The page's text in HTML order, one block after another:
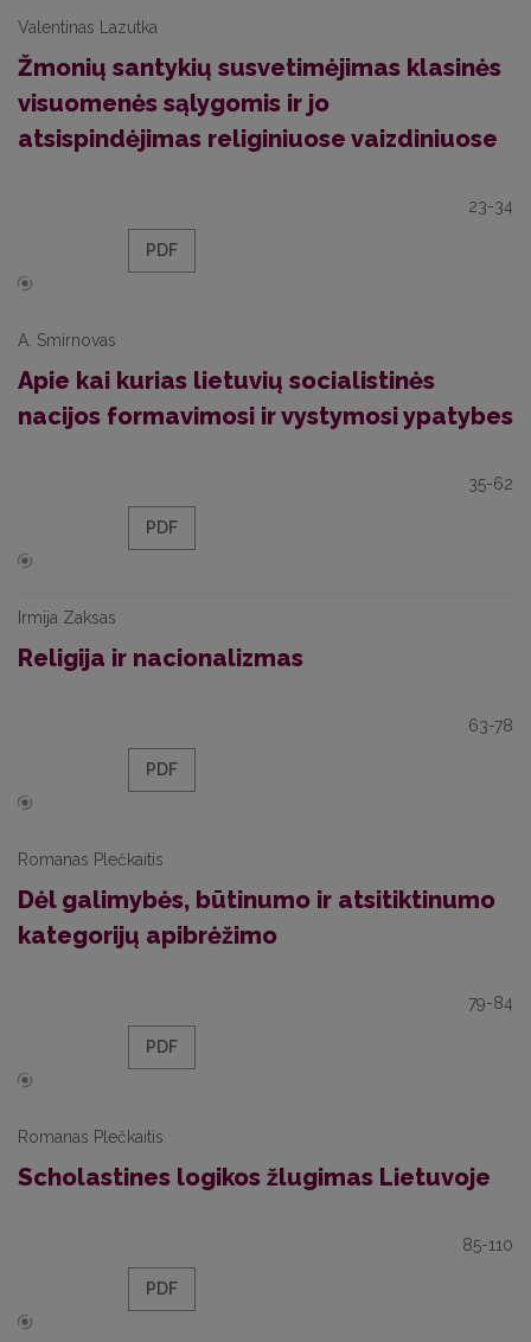
Valentinas Lazutka
Žmonių santykių susvetimėjimas klasinės
visuomenės sąlygomis ir jo
atsispindėjimas religiniuose vaizdiniuose
23-34
PDF
A. Smirnovas
Apie kai kurias lietuvių socialistinės
nacijos formavimosi ir vystymosi ypatybes
35-62
PDF
Irmija Zaksas
Religija ir nacionalizmas
63-78
PDF
Romanas Plečkaitis
Dėl galimybės, būtinumo ir atsitiktinumo
kategorijų apibrėžimo
79-84
PDF
Romanas Plečkaitis
Scholastines logikos žlugimas Lietuvoje
85-110
PDF